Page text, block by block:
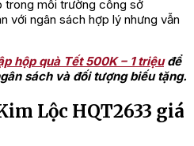
trong môi trường công sở
với ngân sách hợp lý nhưng vẫn
hộp quà Tết 500K – 1 triệuđể
sách và đối tượng biếu tặng.
Lộc HQT2633 giá